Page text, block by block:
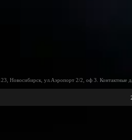
Новосибирск, ул.Аэропорт 2/2, оф 3. Контактные